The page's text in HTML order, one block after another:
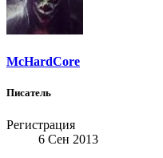
McHardCore
Писатель
Регистрация
6 Сен 2013